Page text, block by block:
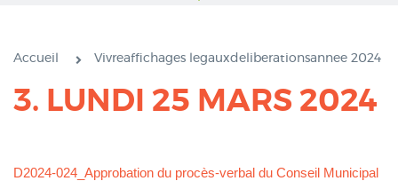
Accueil Vivreaffichages legauxdeliberationsannee 2024
3. LUNDI 25 MARS 2024
Corps
D2024-024_Approbation du procès-verbal du Conseil Municipal